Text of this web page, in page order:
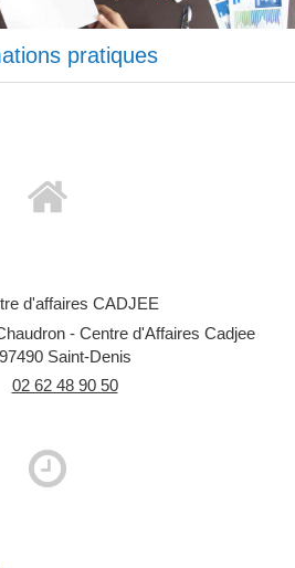
pratiques
d'affaires CADJEE
- Centre d'Affaires Cadjee
97490 Saint-Denis
02 62 48 90 50